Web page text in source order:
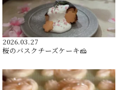
2026.03.27
桜のバスクチーズケーキ🧀